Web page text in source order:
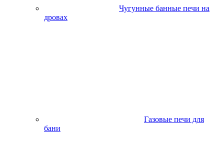
Чугунные банные печи на
дровах
Газовые печи для
бани